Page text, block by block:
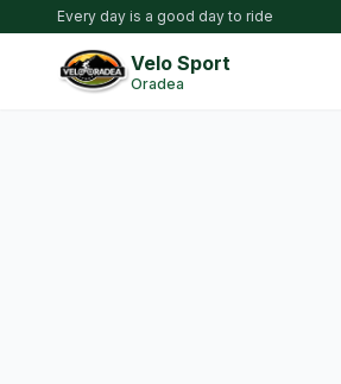
Every day is a good day to ride
Velo Sport
Oradea